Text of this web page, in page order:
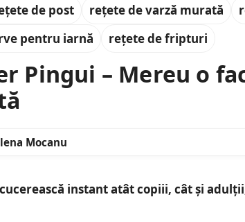
de post rețete de varză murată
pentru iarnă rețete de fripturi
Pingui – Mereu o
Mocanu
instant atât copiii, cât și